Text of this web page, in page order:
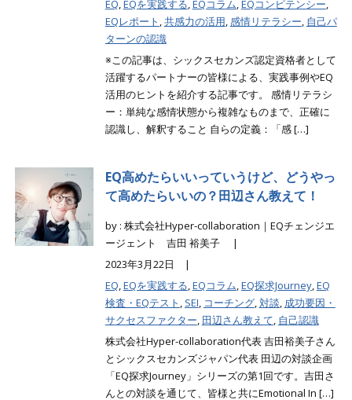
EQ,EQを実践する,EQコラム,EQコンピテンシー,
EQレポート ,共感力の活用,感情リテラシー, 自己パ
ターンの認識
※この記事は、シックスセカンズ認定資格者として
活躍するパートナーの皆様による、実践事例やEQ
活用のヒントを紹介する記事です。 感情リテラシ
ー：単純な感情状態から複雑なものまで、正確に
認識し、解釈すること 自らの定義：「感 […]
EQ高めたらいいっていうけど、どうやっ
て高めたらいいの？田辺さん教えて！
by : 株式会社Hyper-collaboration｜EQチェンジエ
ージェント 吉田 裕美子 |
2023年3月22日 |
EQ,EQを実践する,EQコラム,EQ探求Journey,EQ
検査・EQテスト , SEI, コーチング,対談, 成功要因・
サクセスファクター, 田辺さん教えて, 自己認識
株式会社Hyper-collaboration代表 吉田裕美子さん
とシックスセカンズジャパン代表 田辺の対談企画
「EQ探求Journey」シリーズの第1回です。吉田さ
んとの対談を通じて、皆様と共にEmotional In […]